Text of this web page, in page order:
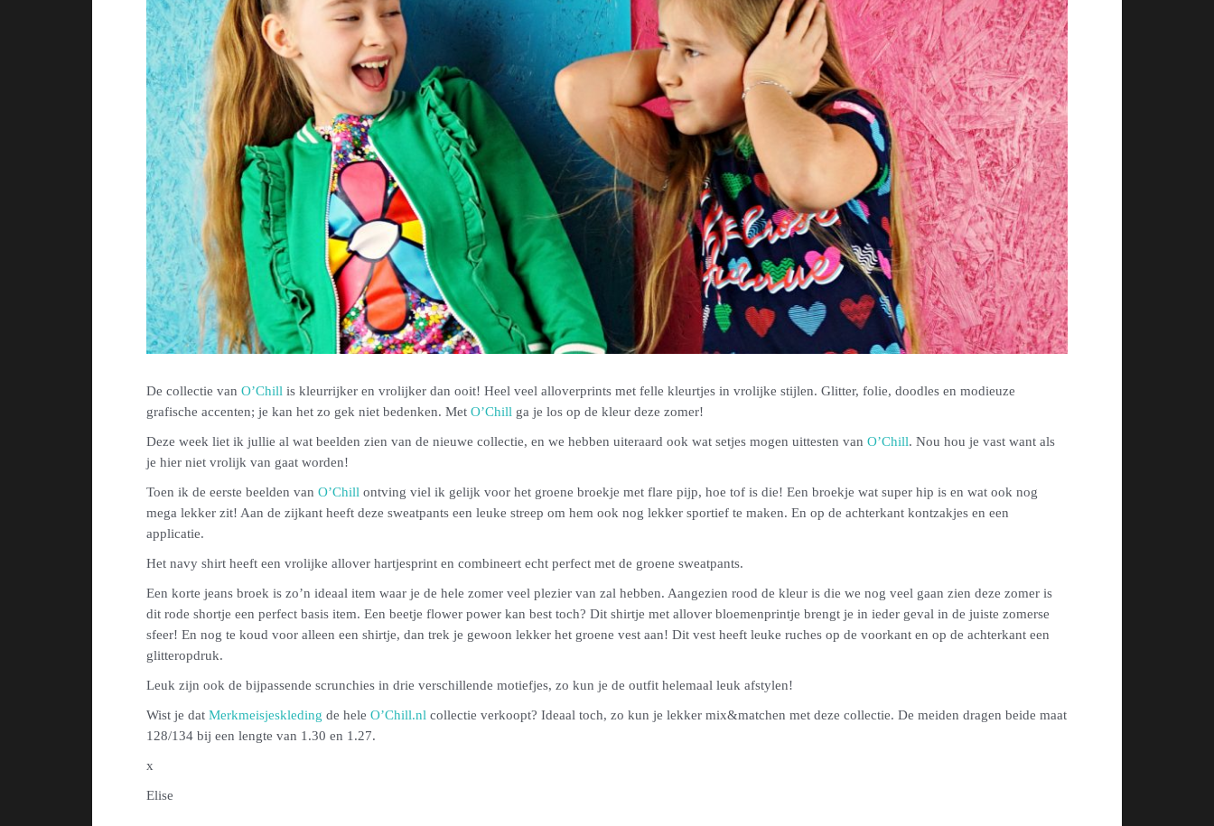
De collectie van O’Chill is kleurrijker en vrolijker dan ooit! Heel veel alloverprints met felle kleurtjes in vrolijke stijlen. Glitter, folie, doodles en modieuze
grafische accenten; je kan het zo gek niet bedenken. Met O’Chill ga je los op de kleur deze zomer!
Deze week liet ik jullie al wat beelden zien van de nieuwe collectie, en we hebben uiteraard ook wat setjes mogen uittesten van O’Chill. Nou hou je vast want als
je hier niet vrolijk van gaat worden!
Toen ik de eerste beelden van O’Chill ontving viel ik gelijk voor het groene broekje met flare pijp, hoe tof is die! Een broekje wat super hip is en wat ook nog
mega lekker zit! Aan de zijkant heeft deze sweatpants een leuke streep om hem ook nog lekker sportief te maken. En op de achterkant kontzakjes en een
applicatie.
Het navy shirt heeft een vrolijke allover hartjesprint en combineert echt perfect met de groene sweatpants.
Een korte jeans broek is zo’n ideaal item waar je de hele zomer veel plezier van zal hebben. Aangezien rood de kleur is die we nog veel gaan zien deze zomer is
dit rode shortje een perfect basis item. Een beetje flower power kan best toch? Dit shirtje met allover bloemenprintje brengt je in ieder geval in de juiste zomerse
sfeer! En nog te koud voor alleen een shirtje, dan trek je gewoon lekker het groene vest aan! Dit vest heeft leuke ruches op de voorkant en op de achterkant een
glitteropdruk.
Leuk zijn ook de bijpassende scrunchies in drie verschillende motiefjes, zo kun je de outfit helemaal leuk afstylen!
Wist je dat Merkmeisjeskleding de hele O’Chill.nl collectie verkoopt? Ideaal toch, zo kun je lekker mix&matchen met deze collectie. De meiden dragen beide maat
128/134 bij een lengte van 1.30 en 1.27.
x
Elise